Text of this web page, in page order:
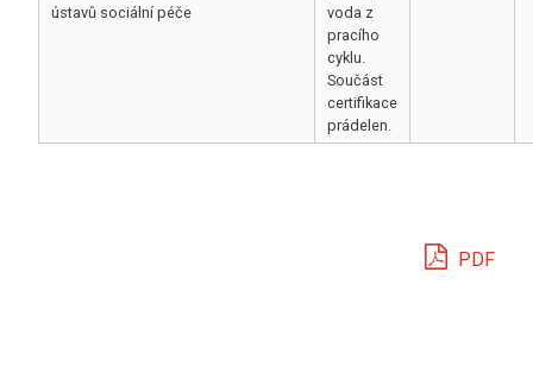
ústavů sociální péče
voda z
pracího
cyklu.
Součást
certifikace
prádelen.
PDF